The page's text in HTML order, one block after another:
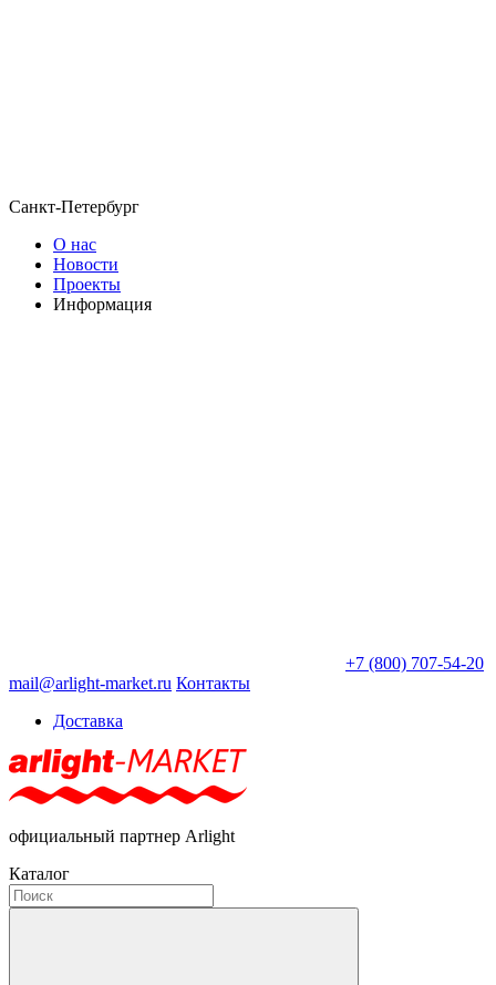
Санкт-Петербург
О нас
Новости
Проекты
Информация
+7 (800) 707-54-20
mail@arlight-market.ru Контакты
Доставка
официальный партнер Arlight
Каталог